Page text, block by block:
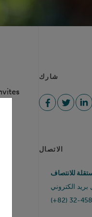
شارك
الاتصال
للانتصاف
الكتروني
(+82) 32-